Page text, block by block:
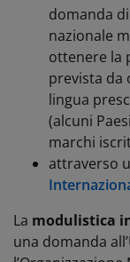
domanda
nazionale
ottenere la
prevista da
lingua
(alcuni
marchi
attraverso
La modulistica
una domanda